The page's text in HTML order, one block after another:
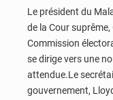
Le président du
de la Cour
Commission
se dirige vers une
attendue.Le
gouvernement,